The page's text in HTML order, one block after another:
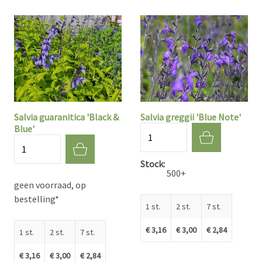
Salvia guaranitica 'Black &
Blue'
geen voorraad, op
bestelling*
1 st.
€ 3,16
2 st.
€ 3,00
7 st.
€ 2,84
Salvia greggii 'Blue Note'
Stock
500+
1 st.
€ 3,16
2 st.
€ 3,00
7 st.
€ 2,84